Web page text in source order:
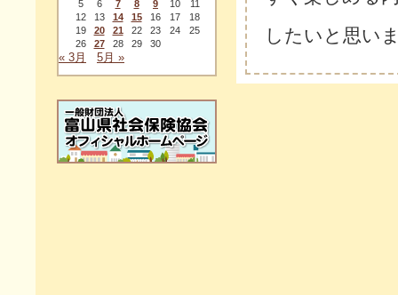
したいと思い
5
6 7 8 9 10
11
12
13 14 15 16 17
18
19
20 21 22 23 24
25
26
27 28 29 30
« 3月 5月 »